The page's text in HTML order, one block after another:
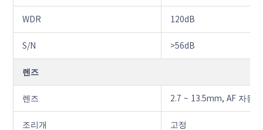
WDR 120dB
S/N >56dB
렌즈
렌즈 2.7 ~ 13.5mm, AF 자동
조리개 고정